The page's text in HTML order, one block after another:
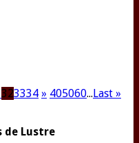
323334 » 405060... Last »
de Lustre